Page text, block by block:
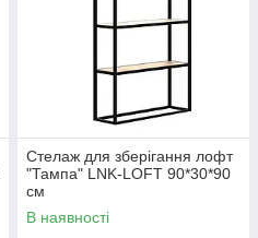
Стелаж для зберігання лофт
"Тампа" LNK-LOFT 90*30*90
см
В наявності